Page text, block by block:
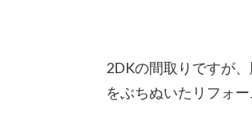
2DKの間取りですが
をぶちぬいたリフォ